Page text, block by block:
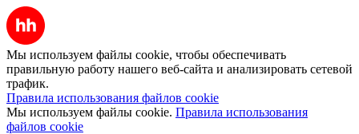
Мы используем файлы cookie, чтобы обеспечивать
правильную работу нашего веб-сайта и анализировать сетевой
трафик.
Правила использования файлов cookie
Мы используем файлы cookie. Правила использования
файлов cookie